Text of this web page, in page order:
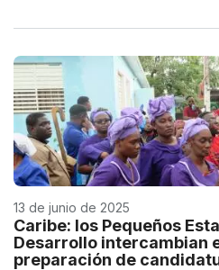
13 de junio de 2025
Caribe: los Pequeños
Desarrollo intercambian
preparación de